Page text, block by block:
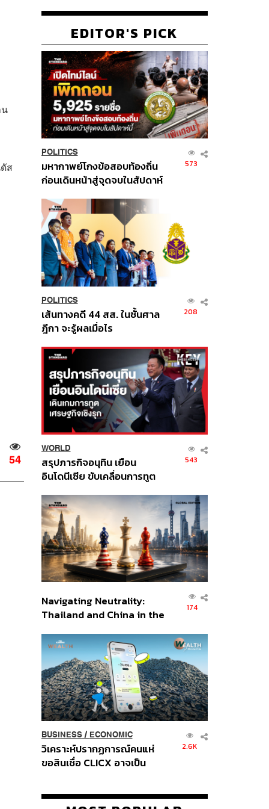
น
ส
54
EDITOR'S PICK
POLITICS
มหากาพย์โกงข้อสอบท้องถิ่น
ก่อนเดินหน้าสู่จุดจบในสัปดาห์
573
POLITICS
เส้นทางคดี 44 สส. ในชั้นศาล
ฎีกา จะรู้ผลเมื่อไร
208
WORLD
สรุปภารกิจอนุทิน เยือน
อินโดนีเซีย ขับเคลื่อนการทูต
ส่วนยุทธศาสตร์ไทย –
อินโดนีเซีย
543
Navigating Neutrality:
Thailand and China in the
Order
174
BUSINESS/ ECONOMIC
วิเคราะห์ปรากฏการณ์คนแห่
ขอสินเชื่อ CLICX อาจเป็น
ปัญหาหนี้ครัวเรือนไทยที่ถูกซุก
2.6K